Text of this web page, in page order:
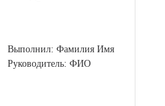
Выполнил: Фамилия Имя
Руководитель: ФИО